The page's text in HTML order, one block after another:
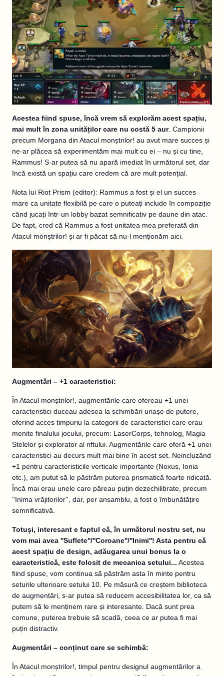
Acestea fiind spuse, încă vrem să explorăm acest spațiu,
mai mult în zona unităților care nu costă 5 aur. Campionii
precum Morgana din Atacul monștrilor! au avut mare succes și
ne-ar plăcea să experimentăm mai mult cu ei – nu și cu tine,
Rammus! S-ar putea să nu apară imediat în următorul set, dar
încă există un spațiu care credem că are mult potențial.
Nota lui Riot Prism (editor): Rammus a fost și el un succes
mare ca unitate flexibilă pe care o puteați include în compoziție
când jucați într-un lobby bazat semnificativ pe daune din atac.
De fapt, cred că Rammus a fost unitatea mea preferată din
Atacul monștrilor! și ar fi păcat să nu-l menționăm aici.
Augmentări – +1 caracteristici:
În Atacul monștrilor!, augmentările care ofereau +1 unei
caracteristici duceau adesea la schimbări uriașe de putere,
oferind acces timpuriu la categorii de caracteristici care erau
menite finalului jocului, precum: LaserCorps, tehnolog, Magia
Stelelor și explorator al riftului. Augmentările care oferă +1 unei
caracteristici au decurs mult mai bine în acest set. Neincluzând
+1 pentru caracteristicile verticale importante (Noxus, Ionia
etc.), am putut să le păstrăm puterea prismatică foarte ridicată.
Încă mai erau unele care păreau puțin dezechilibrate, precum
''Inima vrăjitorilor'', dar, per ansamblu, a fost o îmbunătățire
semnificativă.
Totuși, interesant e faptul că, în următorul nostru set, nu
vom mai avea ''Suflete''/''Coroane''/''Inimi''! Asta pentru că
acest spațiu de design, adăugarea unui bonus la o
caracteristică, este folosit de mecanica setului... Acestea
fiind spuse, vom continua să păstrăm asta în minte pentru
seturile ulterioare setului 10. Pe măsură ce creștem biblioteca
de augmentări, s-ar putea să reducem accesibilitatea lor, ca să
putem să le menținem rare și interesante. Dacă sunt prea
comune, puterea trebuie să scadă, ceea ce ar putea fi mai
puțin distractiv.
Augmentări – conținut care se schimbă:
În Atacul monștrilor!, timpul pentru designul augmentărilor a